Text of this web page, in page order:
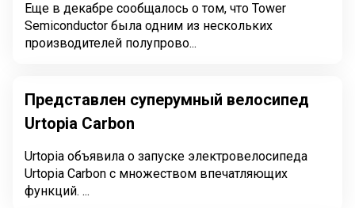
Еще в декабре сообщалось о том, что Tower
Semiconductor была одним из нескольких
производителей полупрово...
Представлен суперумный велосипед
Urtopia Carbon
Urtopia объявила о запуске электровелосипеда
Urtopia Carbon с множеством впечатляющих
функций. ...